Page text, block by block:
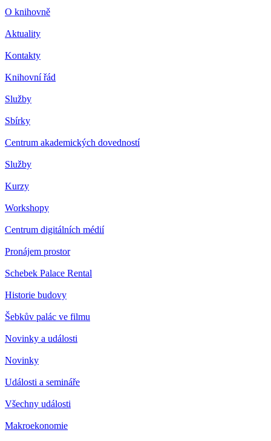
O knihovně
Aktuality
Kontakty
Knihovní řád
Služby
Sbírky
Centrum akademických dovedností
Služby
Kurzy
Workshopy
Centrum digitálních médií
Pronájem prostor
Schebek Palace Rental
Historie budovy
Šebkův palác ve filmu
Novinky a události
Novinky
Události a semináře
Všechny události
Makroekonomie